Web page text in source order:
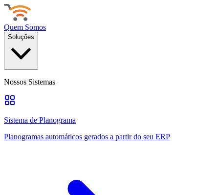
Quem Somos
Soluções
Nossos Sistemas
Sistema de Planograma
Planogramas automáticos gerados a partir do seu ERP